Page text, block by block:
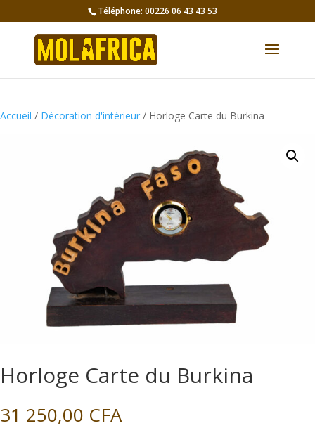
Téléphone: 00226 06 43 43 53
Accueil / Décoration d'intérieur / Horloge Carte du Burkina
Horloge Carte du Burkina
31 250,00 CFA